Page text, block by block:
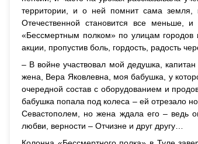
территории, и о ней помнит сама земля,
Отечественной становится все
«Бессмертным полком» по улицам
акции, пропустив боль, гордость, радость
– В войне участвовал мой дедушка,
жена, Вера Яковлевна, моя бабушка, у
очередной состав с оборудованием и
бабушка попала под колеса – ей отрезало
Севастополем, но жена ждала его – ведь
любви, верности – Отчизне и друг другу…